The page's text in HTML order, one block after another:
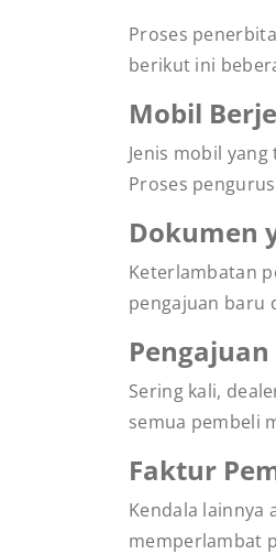
Proses
berikut ini
Mobil
Jenis mobil
Proses
Dokumen
Keterlambatan
pengajuan baru
Sering kali,
semua pembeli
Faktur
Kendala lainnya
memperlambat